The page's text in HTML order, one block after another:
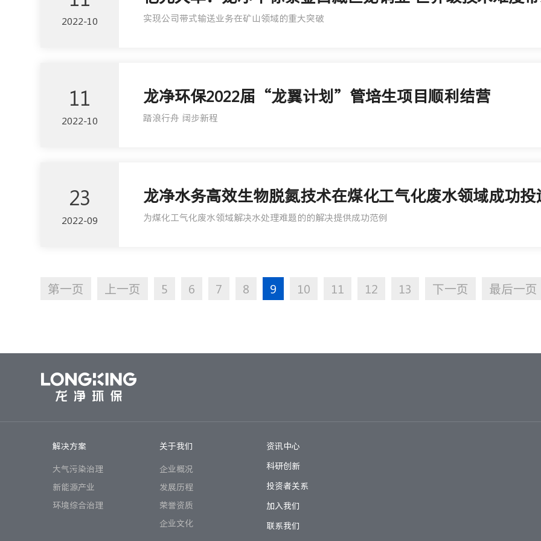
2022-10 实现公司带式输送业务在矿山领域的重大突破
11
2022-10
龙净环保2022届“龙翼计划”管培生项目顺利结营
踏浪行舟 阔步新程
23
2022-09
龙净水务高效生物脱氮技术在煤化工气化废水领域成功投
为煤化工气化废水领域解决水处理难题的的解决提供成功范例
第一页 上一页 5 6 7 8 9 10 11 12 13 下一页 最后一页
解决方案
大气污染治理
新能源产业
环境综合治理
关于我们
企业概况
发展历程
荣誉资质
企业文化
资讯中心
科研创新
投资者关系
加入我们
联系我们